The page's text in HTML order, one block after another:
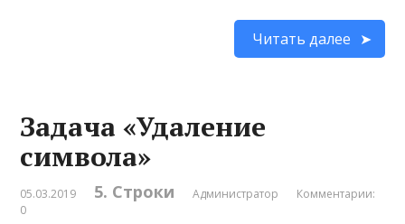
Читать далее
Задача «Удаление
символа»
05.03.2019 5. Строки Администратор
Комментарии:
0